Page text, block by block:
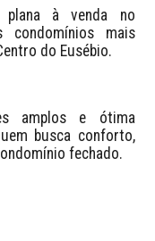
plana à venda no
condomínios mais
do Eusébio.
amplos e ótima
busca conforto,
fechado.